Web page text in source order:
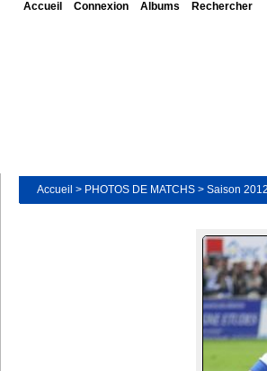
Accueil Connexion Albums Rechercher
Accueil > PHOTOS DE MATCHS > Saison